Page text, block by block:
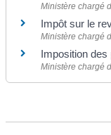
Ministère chargé
Impôt sur le
Ministère chargé
Imposition
Ministère chargé